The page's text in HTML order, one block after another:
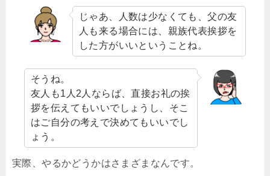
じゃあ、人数は少なくても、父の友
人も来る場合には、親族代表挨拶を
した方がいいということね。
そうね。
友人も1人2人ならば、直接お礼の挨
拶を伝えてもいいでしょうし、そこ
はご自分の考えで決めてもいいでし
ょう。
実際、やるかどうかはさまざまなんです。